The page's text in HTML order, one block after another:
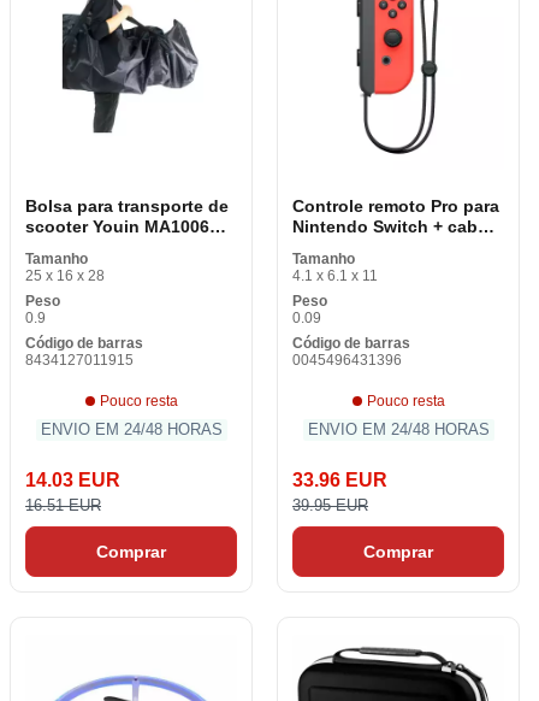
Bolsa para transporte de
scooter Youin MA1006
Tamanho
25 x 16 x 28
Peso
0.9
Código de barras
8434127011915
Pouco resta
ENVIO EM 24/48 HORAS
14.03 EUR
16.51 EUR
Comprar
Controle remoto Pro para
Nintendo Switch + cabo
Vermelho
Tamanho
4.1 x 6.1 x 11
Peso
0.09
Código de barras
0045496431396
Pouco resta
ENVIO EM 24/48 HORAS
33.96 EUR
39.95 EUR
Comprar